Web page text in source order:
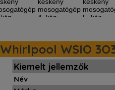
Whirlpool WSIO
Kiemelt jellemzők
Név